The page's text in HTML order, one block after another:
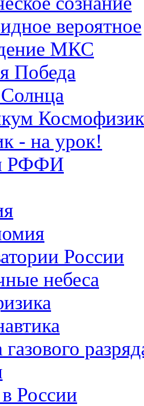
вероятное
МКС
Победа
- на урок!
РФФИ
России
небеса
России